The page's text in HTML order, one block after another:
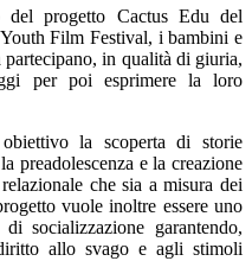
del progetto Cactus Edu del
Film Festival, i bambini e
in qualità di giuria,
per poi esprimere la loro
la scoperta di storie
preadolescenza e la creazione
che sia a misura dei
vuole inoltre essere uno
socializzazione garantendo,
allo svago e agli stimoli